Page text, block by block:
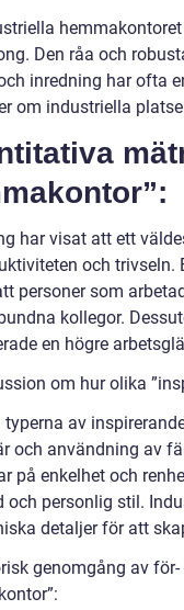
Den råa och
inredning har ofta
om industriella
har visat att ett
och trivseln.
personer som
kollegor.
en högre
om hur olika
typerna av
och användning av
på enkelhet och
och personlig stil.
detaljer för att
genomgång av